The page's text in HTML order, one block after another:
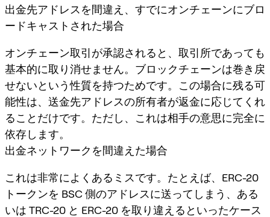
出金先アドレスを間違え、すでにオンチェーンにブロ
ードキャストされた場合
オンチェーン取引が承認されると、取引所であっても
基本的に取り消せません。ブロックチェーンは巻き戻
せないという性質を持つためです。この場合に残る可
能性は、送金先アドレスの所有者が返金に応じてくれ
ることだけです。ただし、これは相手の意思に完全に
依存します。
出金ネットワークを間違えた場合
これは非常によくあるミスです。たとえば、ERC-20
トークンを BSC 側のアドレスに送ってしまう、ある
いは TRC-20 と ERC-20 を取り違えるといったケース